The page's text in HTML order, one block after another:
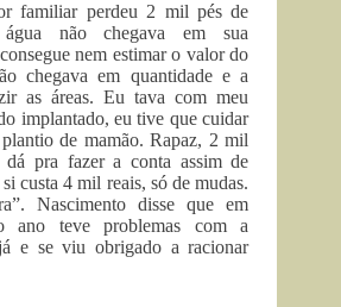
familiar perdeu 2 mil pés de
não chegava em sua
nem estimar o valor do
chegava em quantidade e a
as áreas. Eu tava com meu
implantado, eu tive que cuidar
de mamão. Rapaz, 2 mil
dá pra fazer a conta assim de
custa 4 mil reais, só de mudas.
Nascimento disse que em
ano teve problemas com a
e se viu obrigado a racionar